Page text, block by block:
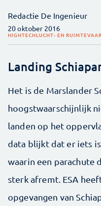
Redactie De Ingenieur
20 oktober 2016
HIGHTECHLUCHT- EN
Landing
Het is de Marslander
hoogstwaarschijnlijk
landen op het
data blijkt dat er iets
waarin een parachute
sterk afremt. ESA
opgevangen van